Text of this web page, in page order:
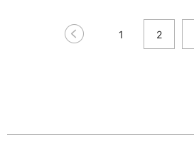
1 2